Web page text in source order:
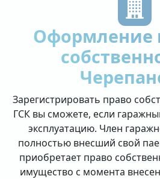
Оформление
Зарегистрировать право
ГСК вы сможете, если
эксплуатацию. Член
полностью внесший свой
приобретает право
имущество с момента